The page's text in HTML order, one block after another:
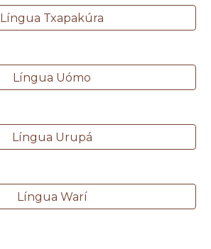
Língua Txapakúra
Língua Uómo
Língua Urupá
Língua Warí